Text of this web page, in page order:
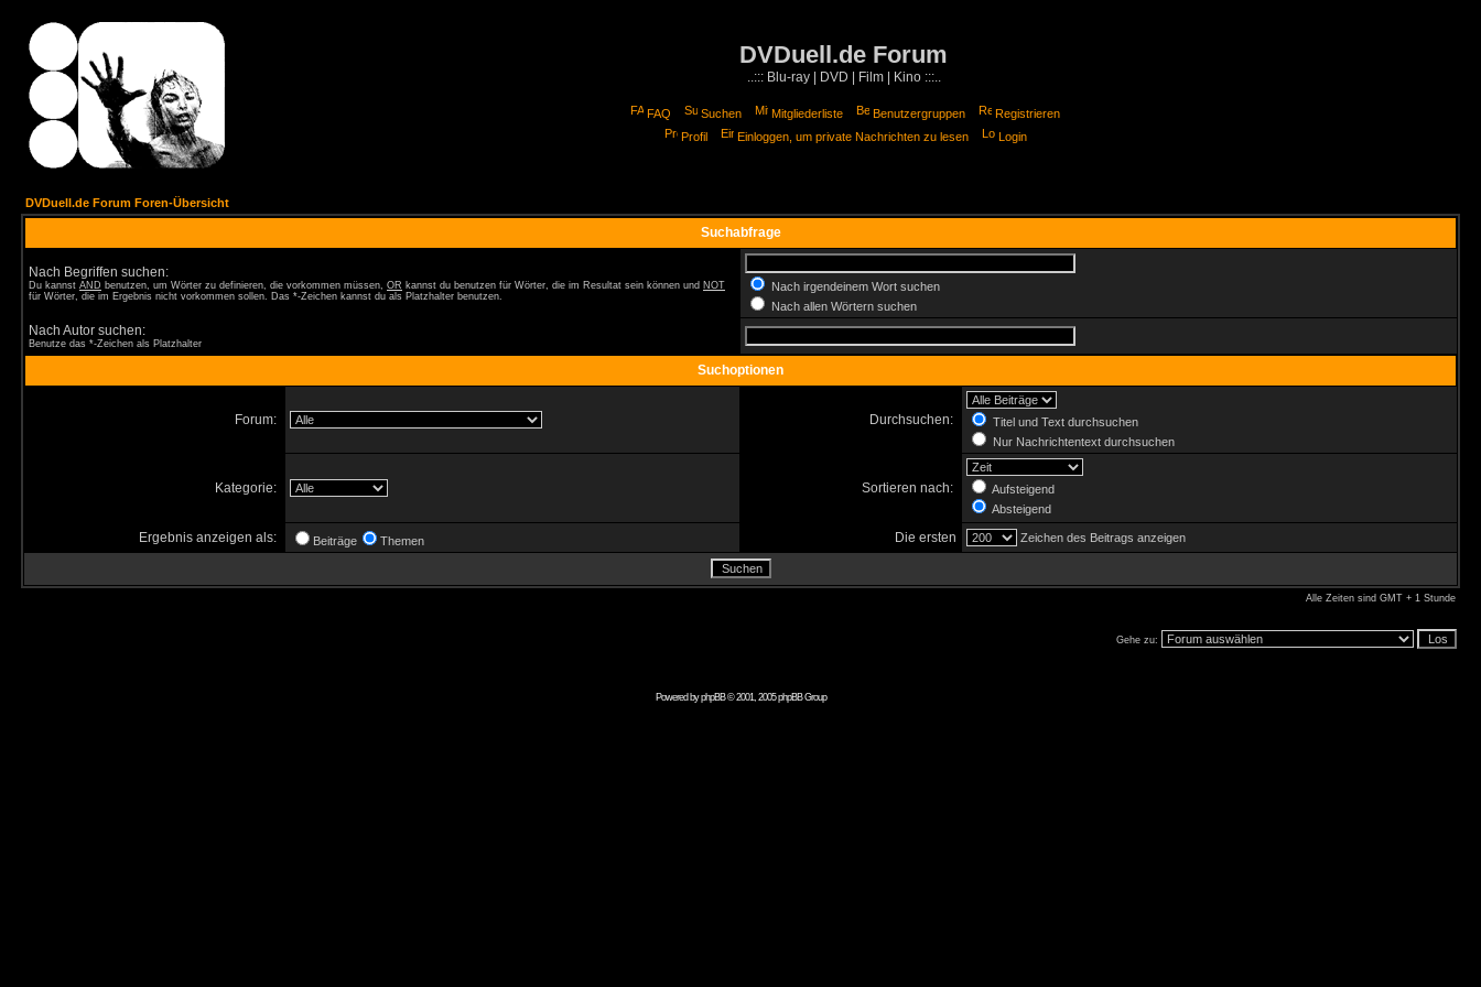
DVDuell.de Forum
..::: Blu-ray | DVD | Film | Kino :::..
FAQ Suchen Mitgliederliste Benutzergruppen
Registrieren
Profil
Einloggen, um private Nachrichten zu lesen Login
DVDuell.de Forum Foren-Übersicht
Suchabfrage
Nach Begriffen suchen:
Du kannst AND benutzen, um Wörter zu definieren, die vorkommen müssen, OR kannst du benutzen für Wörter, die im Resultat sein können und NOT
für Wörter, die im Ergebnis nicht vorkommen sollen. Das *-Zeichen kannst du als Platzhalter benutzen.
Nach irgendeinem Wort suchen
Nach allen Wörtern suchen
Nach Autor suchen:
Benutze das *-Zeichen als Platzhalter
Suchoptionen
Forum: Durchsuchen:
Titel und Text durchsuchen
Nur Nachrichtentext durchsuchen
Kategorie: Sortieren nach:
Aufsteigend
Absteigend
Ergebnis anzeigen als: Beiträge Themen Die ersten Zeichen des Beitrags anzeigen
Alle Zeiten sind GMT + 1 Stunde
Gehe zu:
Powered byphpBB© 2001, 2005 phpBB Group